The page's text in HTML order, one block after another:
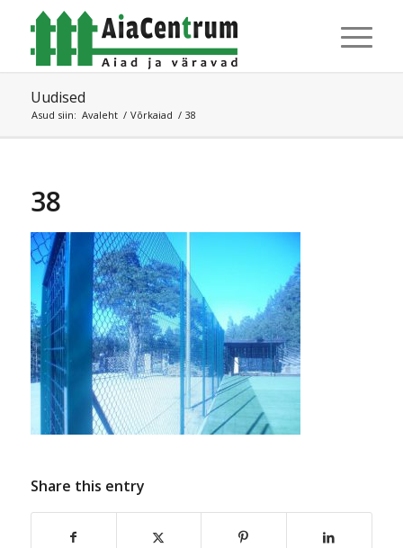
Uudised
Asud siin: Avaleht / Võrkaiad / 38
38
Share this entry